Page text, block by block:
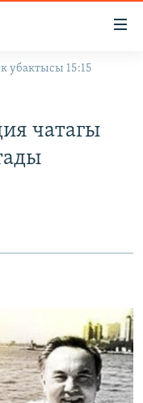
убактысы 15:15
чатагы